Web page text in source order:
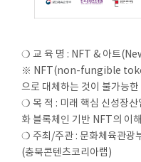
❍ 교 육 명 : NFT & 아트
※ NFT(non-fungible
으로 대체하는 것이 불가능한
❍ 목 적 : 미래 핵심 신성장
화 블록체인 기반 NFT의 이해
❍ 주최/주관 : 문화체육관광
(충북콘텐츠코리아랩)